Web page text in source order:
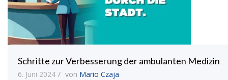
Schritte zur Verbesserung der ambulanten Medizin
6. Juni 2024 von Mario Czaja